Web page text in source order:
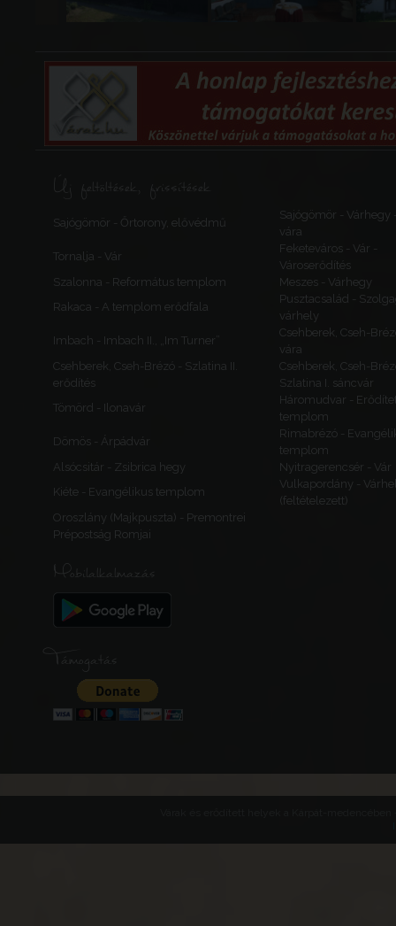
Új feltöltések, frissítések
Sajógömör - Őrtorony, elővédmű
Sajógömör - Várhegy
vára
Tornalja - Vár
Feketeváros - Vár -
Városerődítés
Szalonna - Református templom
Meszes - Várhegy
Rakaca - A templom erődfala
Pusztacsalád -
várhely
Imbach - Imbach II., „Im Turner”
Csehberek, Cseh-
vára
Csehberek, Cseh-Brézó - Szlatina II.
erődítés
Csehberek, Cseh-
Szlatina I. sáncvár
Tömörd - Ilonavár
Háromudvar -
templom
Dömös - Árpádvár
Rimabrézó -
templom
Alsócsitár - Zsibrica hegy
Nyitragerencsér - Vár
Kiéte - Evangélikus templom
Vulkapordány -
(feltételezett)
Oroszlány (Majkpuszta) - Premontrei
Prépostság Romjai
Mobilalkalmazás
Támogatás